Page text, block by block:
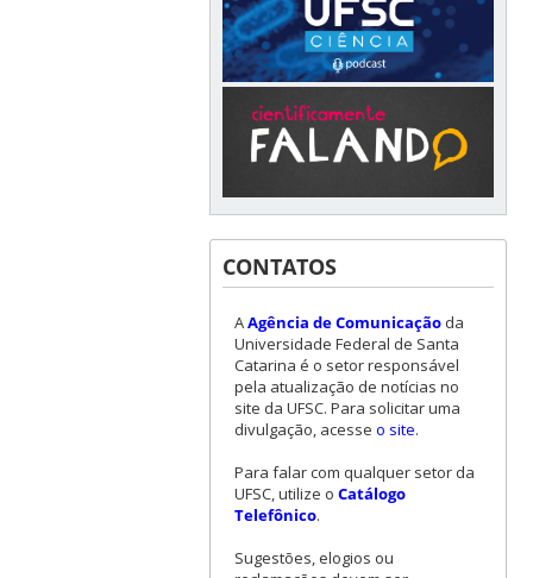
CONTATOS
AAgência de Comunicaçãoda
Universidade Federal de Santa
Catarina é o setor responsável
pela atualização de notícias no
site da UFSC. Para solicitar uma
divulgação, acesse o site.
Para falar com qualquer setor da
UFSC, utilize o Catálogo
Telefônico.
Sugestões, elogios ou